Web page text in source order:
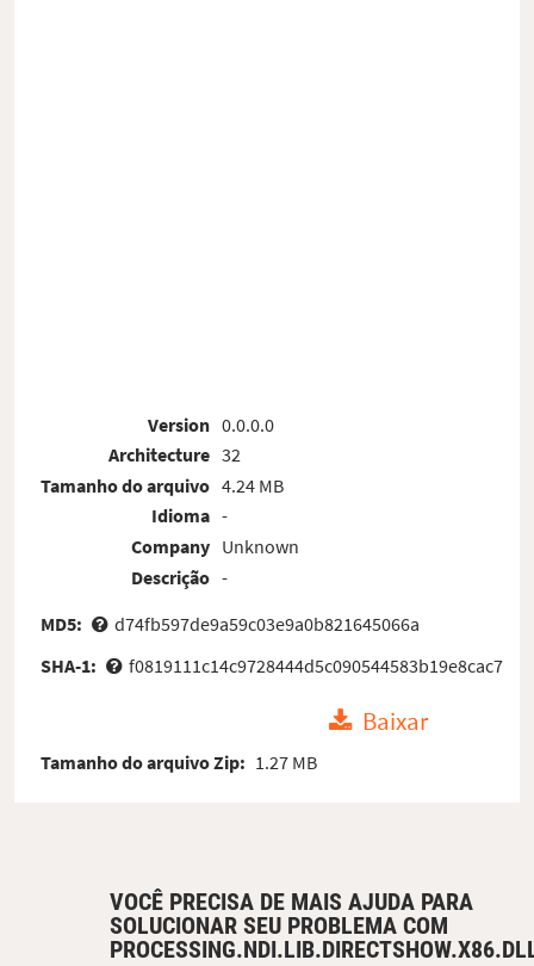
Version
Architecture
Tamanho do arquivo
Idioma
Company
Descrição
0.0.0.0
32
4.24 MB
-
Unknown
-
MD5:
d74fb597de9a59c03e9a0b821645066a
SHA-1:
f0819111c14c9728444d5c090544583b19e8cac7
Baixar
Tamanho do arquivo Zip: 1.27 MB
VOCÊ PRECISA DE MAIS AJUDA PARA
SOLUCIONAR SEU PROBLEMA COM